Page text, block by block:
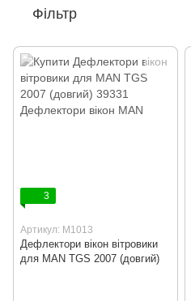
Фільтр
3
Артикул: M1013
Дефлектори вікон вітровики
для MAN TGS 2007 (довгий)